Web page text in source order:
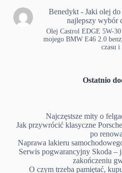
Benedykt- Jaki olej
najlepszy wybór
Olej Castrol EDGE 5W-
mojego BMW E46 2.0
czasu
Ostatnio
Najczęstsze mity o
Jak przywrócić klasyczne
po
Naprawa lakieru
Serwis pogwarancyjny Skoda –
zakończeniu
O czym trzeba pamiętać,